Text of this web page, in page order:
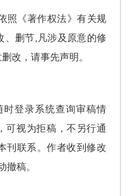
照《著作权法》有关规
、删节, 凡涉及原意的修
改，请事先声明。
登录系统查询审稿情
可视为拒稿 ，不另行通
刊联系。作者收到修改
撤稿。